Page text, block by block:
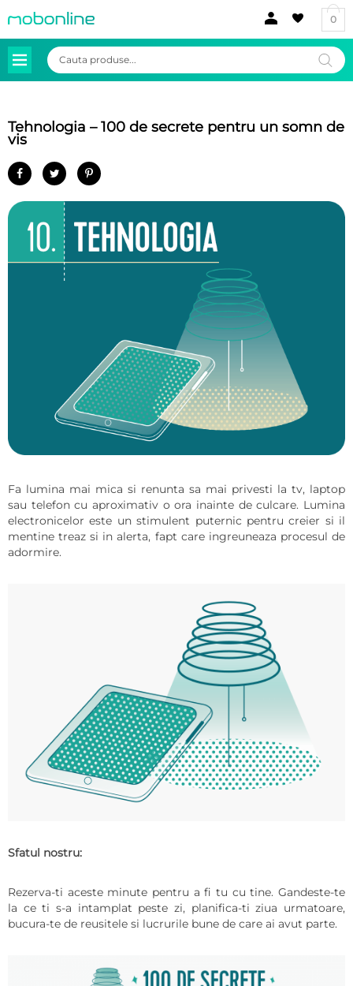
0
Products
search
Tehnologia – 100 de secrete pentru un somn de
vis
Fa lumina mai mica si renunta sa mai privesti la tv, laptop
sau telefon cu aproximativ o ora inainte de culcare. Lumina
electronicelor este un stimulent puternic pentru creier si il
mentine treaz si in alerta, fapt care ingreuneaza procesul de
adormire.
Sfatul nostru:
Rezerva-ti aceste minute pentru a fi tu cu tine. Gandeste-te
la ce ti s-a intamplat peste zi, planifica-ti ziua urmatoare,
bucura-te de reusitele si lucrurile bune de care ai avut parte.